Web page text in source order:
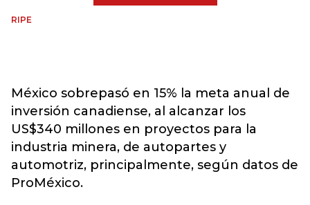
RIPE
México sobrepasó en 15% la meta anual de
inversión canadiense, al alcanzar los
US$340 millones en proyectos para la
industria minera, de autopartes y
automotriz, principalmente, según datos de
ProMéxico.